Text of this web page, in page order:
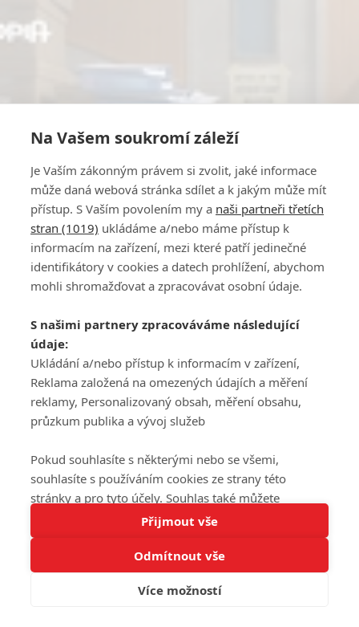
Tato stránka používá soubory cookies.
Rozumím
Na Vašem soukromí záleží
Je Vaším zákonným právem si zvolit, jaké informace
může daná webová stránka sdílet a k jakým může mít
přístup. S Vaším povolením my a naši partneři třetích
stran (1019) ukládáme a/nebo máme přístup k
informacím na zařízení, mezi které patří jedinečné
identifikátory v cookies a datech prohlížení, abychom
mohli shromažďovat a zpracovávat osobní údaje.
S našimi partnery zpracováváme následující
údaje:
Ukládání a/nebo přístup k informacím v zařízení,
Reklama založená na omezených údajích a měření
reklamy, Personalizovaný obsah, měření obsahu,
průzkum publika a vývoj služeb
Pokud souhlasíte s některými nebo se všemi,
souhlasíte s používáním cookies ze strany této
stránky a pro tyto účely. Souhlas také můžete
odmítnout, ale v takovém případě vám na stránce
nebudou k dispozici některé personalizované funkce.
Vaše volby souhlasu se budou vztahovat pouze na
tuto webovou stránku. Vaše nastavení a odvolání
souhlasu můžete kdykoli změnit na stránce s
Přijmout vše
Odmítnout vše
Více možností